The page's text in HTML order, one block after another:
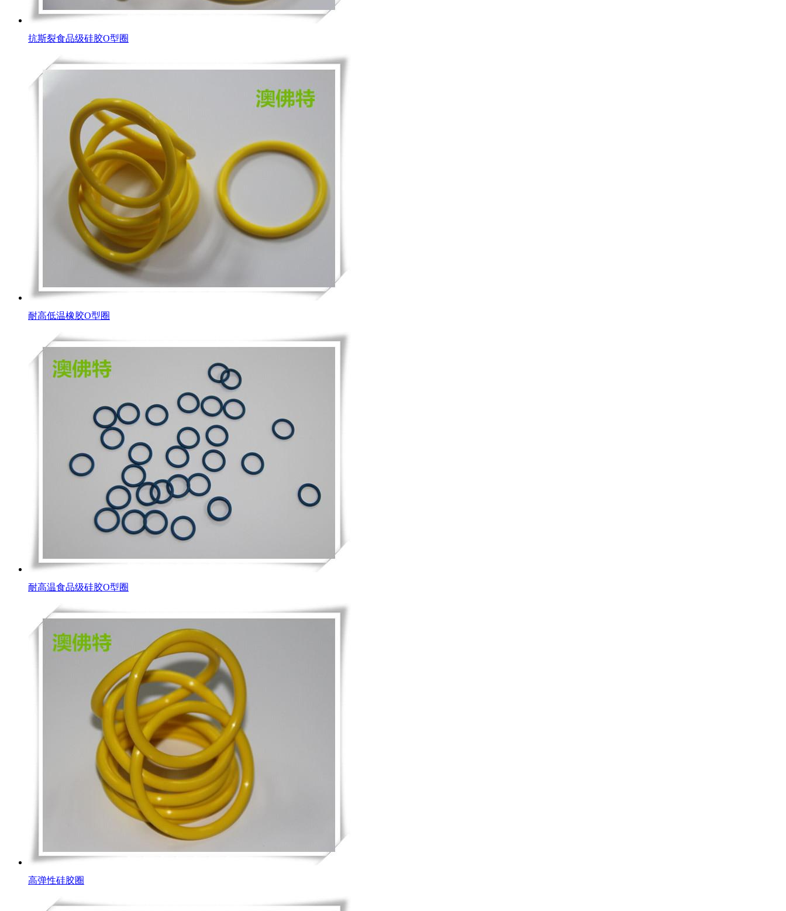
抗斯裂食品级硅胶O型圈
耐高低温橡胶O型圈
耐高温食品级硅胶O型圈
高弹性硅胶圈